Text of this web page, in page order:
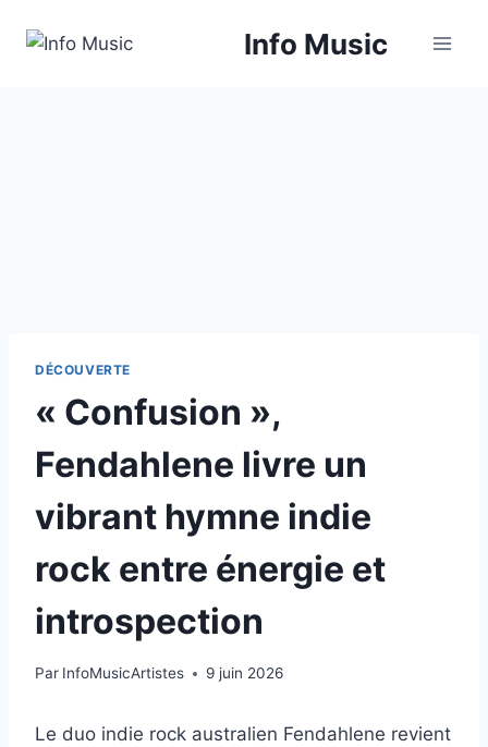
Info Music
DÉCOUVERTE
« Confusion »,
Fendahlene livre un
vibrant hymne indie
rock entre énergie et
introspection
Par InfoMusicArtistes 9 juin 2026
Le duo indie rock australien Fendahlene revient